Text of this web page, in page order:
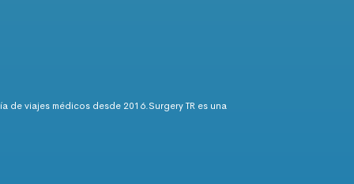
de viajes médicos desde 2016.Surgery TR es una